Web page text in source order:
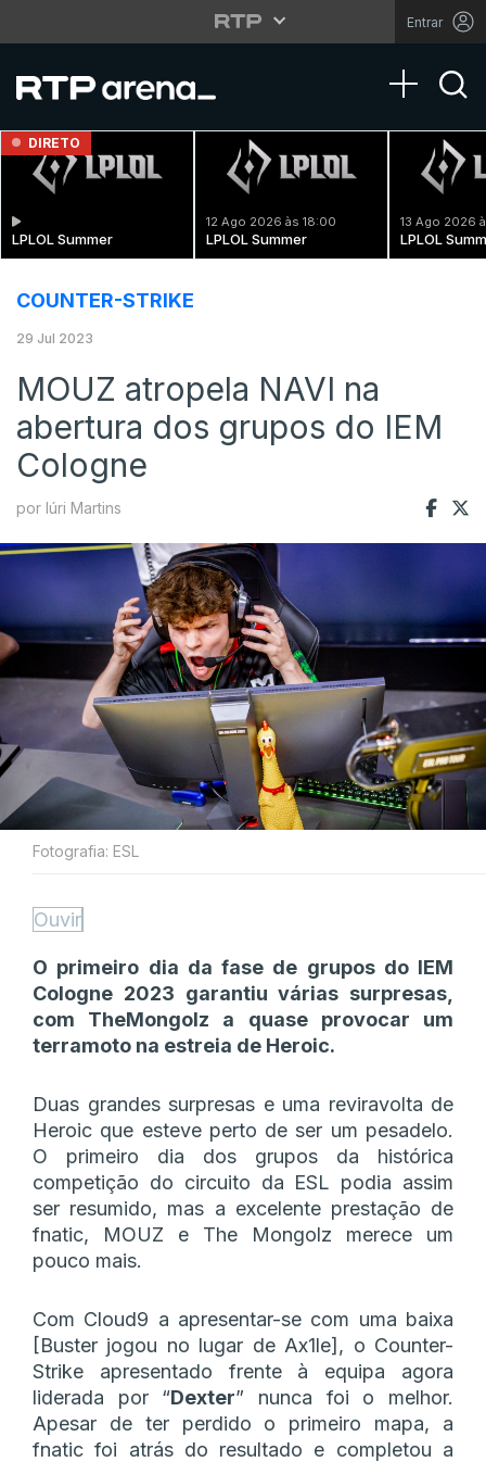
Entrar
Toggle
DIRETO
LPLOL Summer
12 Ago 2026 às 18:00
LPLOL Summer
13 Ago 2026
LPLOL
COUNTER-STRIKE
29 Jul 2023
MOUZ atropela NAVI na
abertura dos grupos do IEM
Cologne
por Iúri Martins
Fotografia: ESL
Ouvir
O primeiro dia da fase de grupos do IEM
Cologne 2023 garantiu várias surpresas,
com TheMongolz a quase provocar um
terramoto na estreia de Heroic.
Duas grandes surpresas e uma reviravolta de
Heroic que esteve perto de ser um pesadelo.
O primeiro dia dos grupos da histórica
competição do circuito da ESL podia assim
ser resumido, mas a excelente prestação de
fnatic, MOUZ e The Mongolz merece um
pouco mais.
Com Cloud9 a apresentar-se com uma baixa
[Buster jogou no lugar de Ax1le], o Counter-
Strike apresentado frente à equipa agora
liderada por “Dexter” nunca foi o melhor.
Apesar de ter perdido o primeiro mapa, a
fnatic foi atrás do resultado e completou a